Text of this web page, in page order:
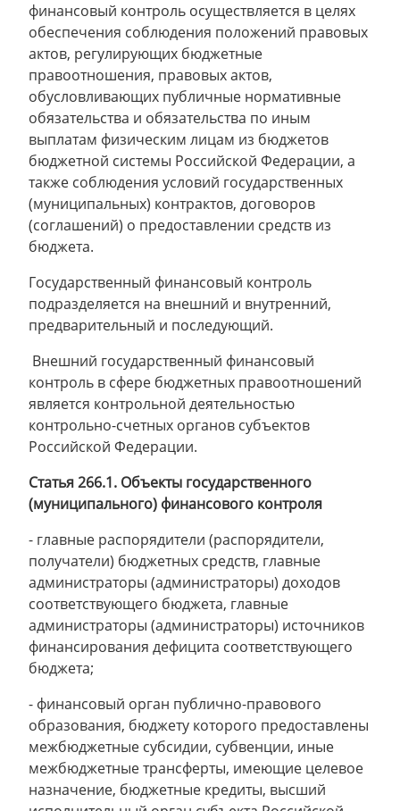
финансовый контроль осуществляется в целях
обеспечения соблюдения положений правовых
актов, регулирующих бюджетные
правоотношения, правовых актов,
обусловливающих публичные нормативные
обязательства и обязательства по иным
выплатам физическим лицам из бюджетов
бюджетной системы Российской Федерации, а
также соблюдения условий государственных
(муниципальных) контрактов, договоров
(соглашений) о предоставлении средств из
бюджета.
Государственный финансовый контроль
подразделяется на внешний и внутренний,
предварительный и последующий.
Внешний государственный финансовый
контроль в сфере бюджетных правоотношений
является контрольной деятельностью
контрольно-счетных органов субъектов
Российской Федерации.
Статья 266.1. Объекты государственного
(муниципального) финансового контроля
- главные распорядители (распорядители,
получатели) бюджетных средств, главные
администраторы (администраторы) доходов
соответствующего бюджета, главные
администраторы (администраторы) источников
финансирования дефицита соответствующего
бюджета;
- финансовый орган публично-правового
образования, бюджету которого предоставлены
межбюджетные субсидии, субвенции, иные
межбюджетные трансферты, имеющие целевое
назначение, бюджетные кредиты, высший